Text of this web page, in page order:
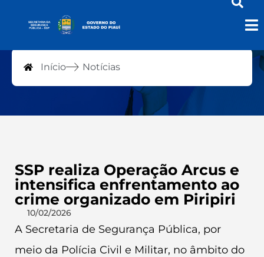
Notícias
Início Notícias
SSP realiza Operação Arcus e
intensifica enfrentamento ao
crime organizado em Piripiri
10/02/2026
A Secretaria de Segurança Pública, por
meio da Polícia Civil e Militar, no âmbito do